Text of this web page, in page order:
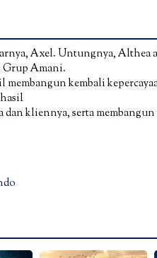
Axel. Untungnya, Althea
Grup Amani.
membangun kembali
kliennya, serta